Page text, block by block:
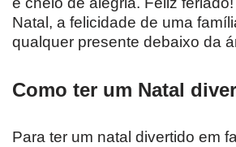
Natal, a felicidade de uma
qualquer presente debaixo da
Como ter um Natal
Para ter um natal divertido em